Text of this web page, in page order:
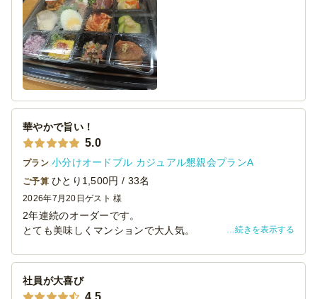
類が美味しかったです。
お酒を飲みながらつまむにはちょうどいい量でした。
立食形式の時は、なかなかお料理を取りに行きにくい雰囲
気もあり、お料理が余ってしまうことが多かったのです
が、
今回は席を立つ必要がなく、周りに遠慮する必要もなく、
男性からも女性からも好評でしたので、また注文させてい
ただこうと思います。
華やかで旨い！
5.0
プラン 小分けオードブル カジュアル懇親会プランA
ご予算 ひとり1,500円 / 33名
2026年7月20日 ゲスト 様
2年連続のオーダーです。
とても美味しくマンションで大人気。
食にはもってこい。
お開きの際は、主婦の皆さんが思い思いの品を詰め合わせ
て持ち帰ってました。
続きを表示する
社員が大喜び